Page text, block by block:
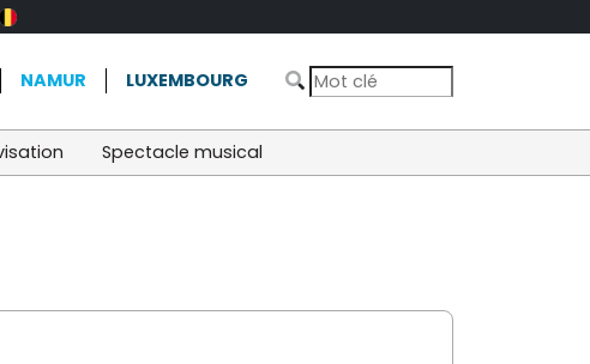
NAMUR LUXEMBOURG
Spectacle musical